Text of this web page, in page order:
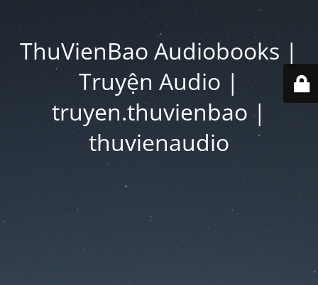
ThuVienBao Audiobooks |
Truyện Audio |
truyen.thuvienbao |
thuvienaudio